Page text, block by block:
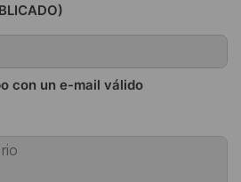
con un e-mail válido